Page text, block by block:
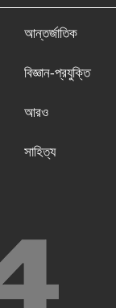
আন্তর্জাতিক
বিজ্ঞান-প্রযুক্তি
আরও
সাহিত্য